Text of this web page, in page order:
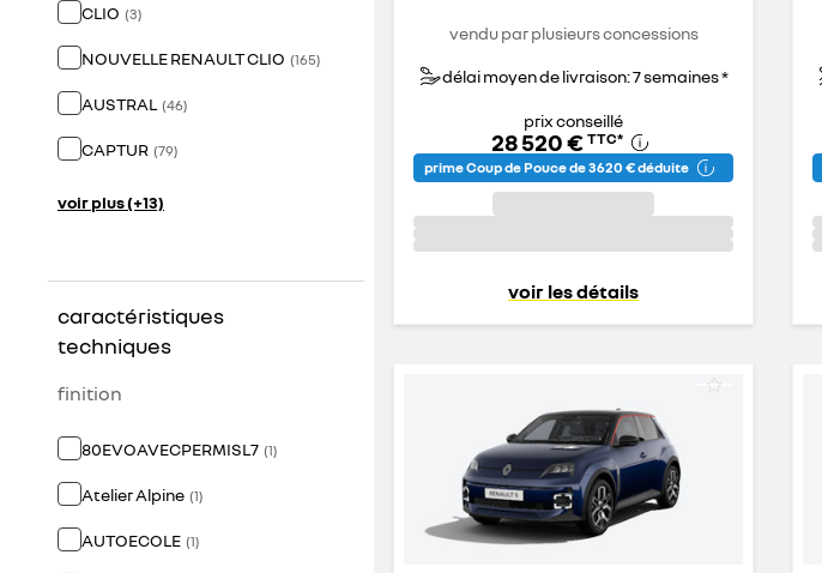
CLIO (3)
NOUVELLE RENAULT CLIO (165)
AUSTRAL (46)
CAPTUR (79)
voir plus (+13)
caractéristiques
techniques
finition
80EVOAVECPERMISL7 (1)
Atelier Alpine (1)
AUTOECOLE (1)
vendu par plusieurs concessions
délai moyen de livraison: 7 semaines *
prix conseillé
28 520 € TTC*
prime Coup de Pouce de 3 620 € déduite
voir les détails